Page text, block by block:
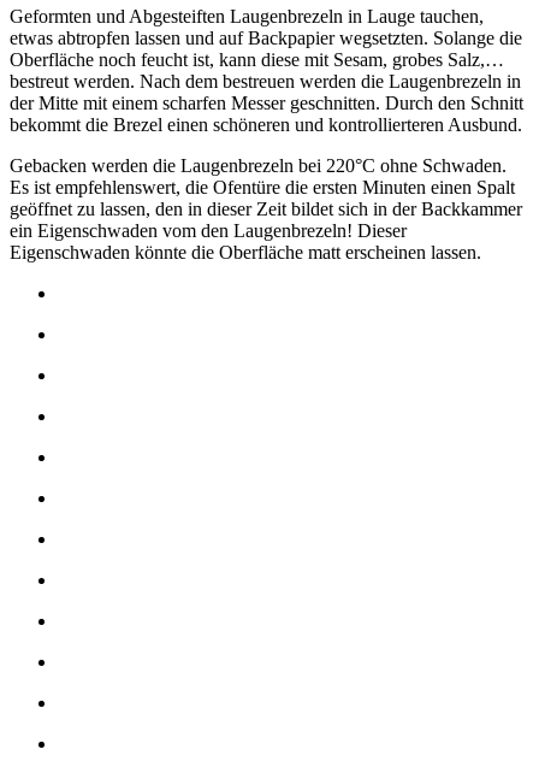
Geformten und Abgesteiften Laugenbrezeln in Lauge tauchen,
etwas abtropfen lassen und auf Backpapier wegsetzten. Solange die
Oberfläche noch feucht ist, kann diese mit Sesam, grobes Salz,…
bestreut werden. Nach dem bestreuen werden die Laugenbrezeln in
der Mitte mit einem scharfen Messer geschnitten. Durch den Schnitt
bekommt die Brezel einen schöneren und kontrollierteren Ausbund.
Gebacken werden die Laugenbrezeln bei 220°C ohne Schwaden.
Es ist empfehlenswert, die Ofentüre die ersten Minuten einen Spalt
geöffnet zu lassen, den in dieser Zeit bildet sich in der Backkammer
ein Eigenschwaden vom den Laugenbrezeln! Dieser
Eigenschwaden könnte die Oberfläche matt erscheinen lassen.